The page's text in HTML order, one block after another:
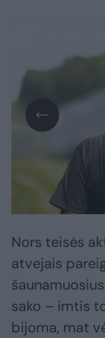
Nors teisės
atvejais
sako – imtis
bijoma, mat